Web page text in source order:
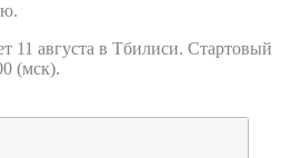
11 августа в Тбилиси. Стартовый
(мск).